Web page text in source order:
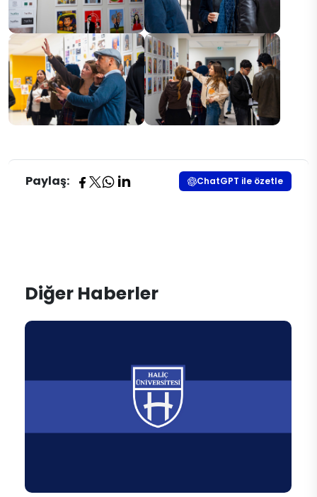
Paylaş: ChatGPT ile özetle
Diğer Haberler